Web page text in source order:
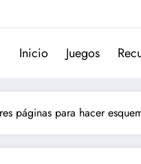
Inicio Juegos
páginas para hacer